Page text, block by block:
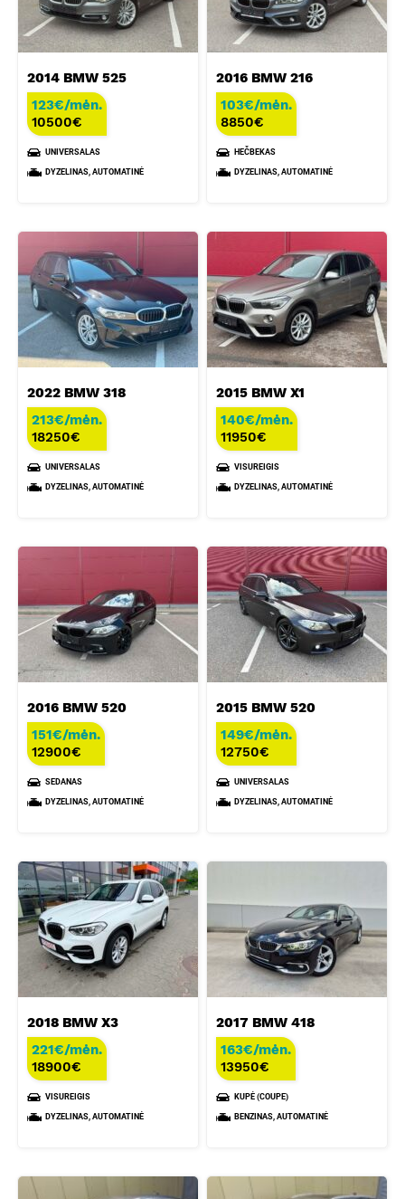
2014 BMW 525
123€/mėn.
10500€
UNIVERSALAS
DYZELINAS, AUTOMATINĖ
2016 BMW 216
103€/mėn.
8850€
HEČBEKAS
DYZELINAS, AUTOMATINĖ
2022 BMW 318
213€/mėn.
18250€
UNIVERSALAS
DYZELINAS, AUTOMATINĖ
2015 BMW X1
140€/mėn.
11950€
VISUREIGIS
DYZELINAS, AUTOMATINĖ
2016 BMW 520
151€/mėn.
12900€
SEDANAS
DYZELINAS, AUTOMATINĖ
2015 BMW 520
149€/mėn.
12750€
UNIVERSALAS
DYZELINAS, AUTOMATINĖ
2018 BMW X3
221€/mėn.
18900€
VISUREIGIS
DYZELINAS, AUTOMATINĖ
2017 BMW 418
163€/mėn.
13950€
KUPĖ (COUPE)
BENZINAS, AUTOMATINĖ